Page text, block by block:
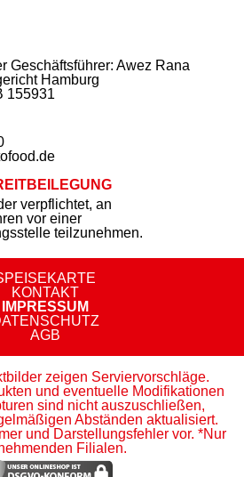
Geschäftsführer: Awez Rana
Hamburg
155931
verpflichtet, an
vor einer
teilzunehmen.
KONTAKT
IMPRESSUM
AGB
zeigen Serviervorschläge.
und eventuelle Modifikationen
sind nicht auszuschließen,
Abständen aktualisiert.
und Darstellungsfehler vor. *Nur
Filialen.